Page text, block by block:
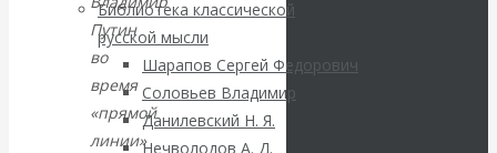
Библиотека классической
русской мысли
Шарапов Сергей Федорович
Соловьев Владимир
Данилевский Н. Я.
Нечволодов А. Д.
ВАлентин
Катасонов.
Саммит НАТО в
Путин
во
время
«прямой
линии»